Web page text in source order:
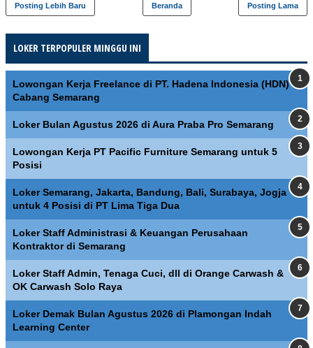
Posting Lebih Baru Posting Lama
Beranda
LOKER TERPOPULER MINGGU INI
Lowongan Kerja Freelance di PT. Hadena Indonesia (HDN)
Cabang Semarang
Loker Bulan Agustus 2026 di Aura Praba Pro Semarang
Lowongan Kerja PT Pacific Furniture Semarang untuk 5
Posisi
Loker Semarang, Jakarta, Bandung, Bali, Surabaya, Jogja
untuk 4 Posisi di PT Lima Tiga Dua
Loker Staff Administrasi & Keuangan Perusahaan
Kontraktor di Semarang
Loker Staff Admin, Tenaga Cuci, dll di Orange Carwash &
OK Carwash Solo Raya
Loker Demak Bulan Agustus 2026 di Plamongan Indah
Learning Center